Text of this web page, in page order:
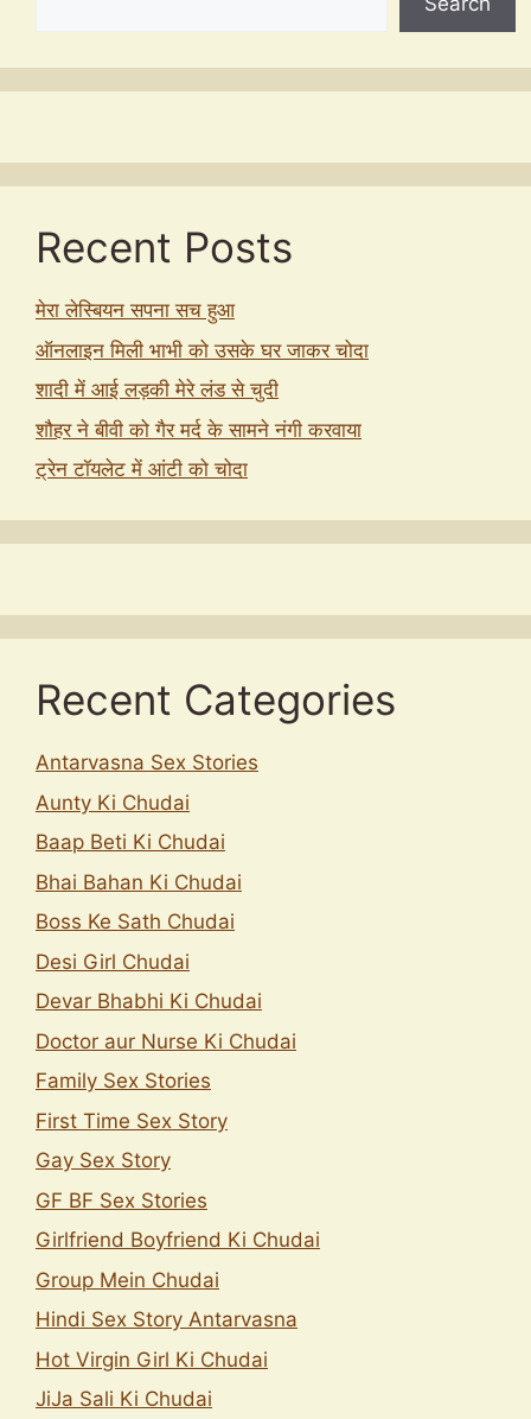
Recent Posts
मेरा लेस्बियन सपना सच हुआ
ऑनलाइन मिली भाभी को उसके घर जाकर चोदा
शादी में आई लड़की मेरे लंड से चुदी
शौहर ने बीवी को गैर मर्द के सामने नंगी करवाया
ट्रेन टॉयलेट में आंटी को चोदा
Recent Categories
Antarvasna Sex Stories
Aunty Ki Chudai
Baap Beti Ki Chudai
Bhai Bahan Ki Chudai
Boss Ke Sath Chudai
Desi Girl Chudai
Devar Bhabhi Ki Chudai
Doctor aur Nurse Ki Chudai
Family Sex Stories
First Time Sex Story
Gay Sex Story
GF BF Sex Stories
Girlfriend Boyfriend Ki Chudai
Group Mein Chudai
Hindi Sex Story Antarvasna
Hot Virgin Girl Ki Chudai
JiJa Sali Ki Chudai